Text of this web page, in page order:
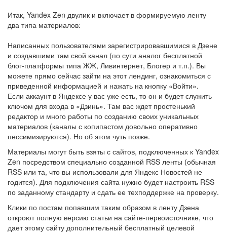
Итак, Yandex Zen двулик и включает в формируемую ленту
два типа материалов:
Написанных пользователями зарегистрировавшимися в Дзене
и создавшими там свой канал (по сути аналог бесплатной
блог-платформы типа ЖЖ, Ливинтернет, Блогер и т.п.). Вы
можете прямо сейчас зайти на этот лендинг, ознакомиться с
приведенной информацией и нажать на кнопку «Войти».
Если аккаунт в Яндексе у вас уже есть, то он и будет служить
ключом для входа в «Дзинь». Там вас ждет простенький
редактор и много работы по созданию своих уникальных
материалов (каналы с копипастом довольно оперативно
пессимизируются). Но об этом чуть позже.
Материалы могут быть взяты с сайтов, подключенных к Yandex
Zen посредством специально созданной RSS ленты (обычная
RSS или та, что вы использовали для Яндекс Новостей не
годится). Для подключения сайта нужно будет настроить RSS
по заданному стандарту и сдать ее техподдержке на проверку.
Клики по постам попавшим таким образом в ленту Дзена
откроют полную версию статьи на сайте-первоисточнике, что
дает этому сайту дополнительный бесплатный целевой